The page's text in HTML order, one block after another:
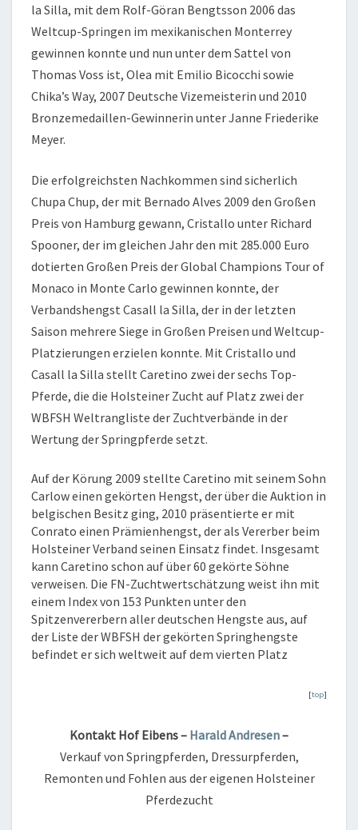
la Silla, mit dem Rolf-Göran Bengtsson 2006 das
Weltcup-Springen im mexikanischen Monterrey
gewinnen konnte und nun unter dem Sattel von
Thomas Voss ist, Olea mit Emilio Bicocchi sowie
Chika’s Way, 2007 Deutsche Vizemeisterin und 2010
Bronzemedaillen-Gewinnerin unter Janne Friederike
Meyer.
Die erfolgreichsten Nachkommen sind sicherlich
Chupa Chup, der mit Bernado Alves 2009 den Großen
Preis von Hamburg gewann, Cristallo unter Richard
Spooner, der im gleichen Jahr den mit 285.000 Euro
dotierten Großen Preis der Global Champions Tour of
Monaco in Monte Carlo gewinnen konnte, der
Verbandshengst Casall la Silla, der in der letzten
Saison mehrere Siege in Großen Preisen und Weltcup-
Platzierungen erzielen konnte. Mit Cristallo und
Casall la Silla stellt Caretino zwei der sechs Top-
Pferde, die die Holsteiner Zucht auf Platz zwei der
WBFSH Weltrangliste der Zuchtverbände in der
Wertung der Springpferde setzt.
Auf der Körung 2009 stellte Caretino mit seinem Sohn
Carlow einen gekörten Hengst, der über die Auktion in
belgischen Besitz ging, 2010 präsentierte er mit
Conrato einen Prämienhengst, der als Vererber beim
Holsteiner Verband seinen Einsatz findet. Insgesamt
kann Caretino schon auf über 60 gekörte Söhne
verweisen. Die FN-Zuchtwertschätzung weist ihn mit
einem Index von 153 Punkten unter den
Spitzenvererbern aller deutschen Hengste aus, auf
der Liste der WBFSH der gekörten Springhengste
befindet er sich weltweit auf dem vierten Platz
[top]
Kontakt Hof Eibens – Harald Andresen–
Verkauf von Springpferden, Dressurpferden,
Remonten und Fohlen aus der eigenen Holsteiner
Pferdezucht